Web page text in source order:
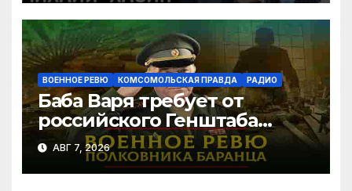
ВОЕННОЕ РЕВЮ КОМСОМОЛЬСКАЯ ПРАВДА РАДИО
Баба Варя требует от
российского Генштаба
стратегической операции
на Украине. Как быть? |
07.08.2026
АВГ 7, 2026